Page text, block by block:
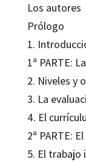
Los autores
Prólogo
1.
1ª PARTE:
2. Niveles y
3. La
4. El
2ª PARTE:
5. El trabajo